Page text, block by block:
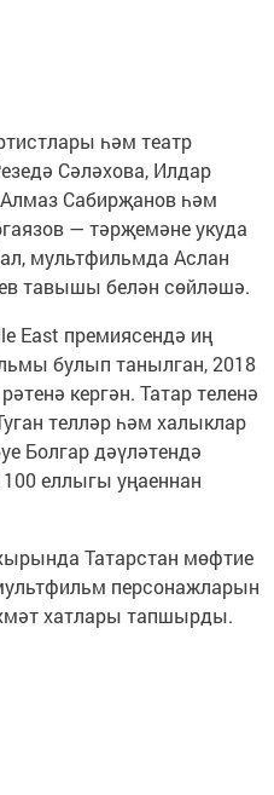
һәм театр
Сәләхова, Илдар
Сабирҗанов һәм
— тәрҗемәне укуда
мультфильмда Аслан
тавышы белән сөйләшә.
East премиясендә иң
булып танылган, 2018
кергән. Татар теленә
телләр һәм халыклар
Болгар дәүләтендә
еллыгы уңаеннан
Татарстан мөфтие
персонажларын
хатлары тапшырды.